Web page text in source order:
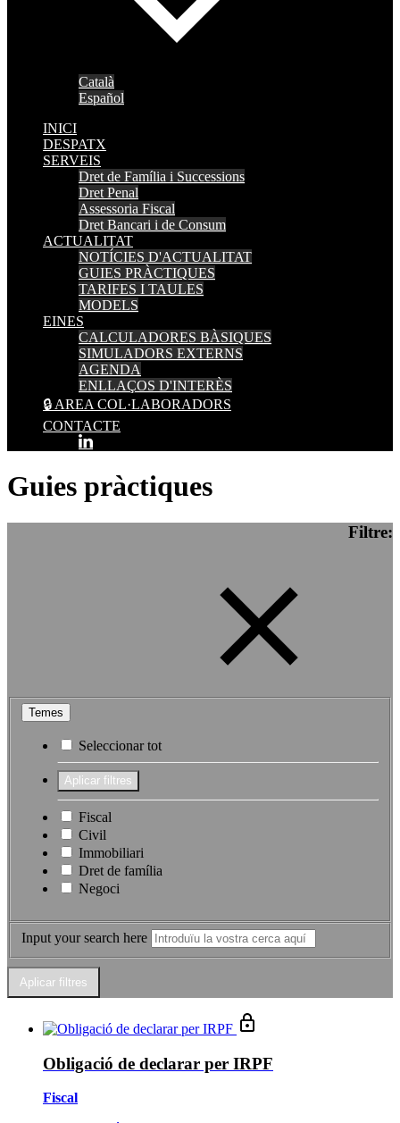
Català
Español
INICI
DESPATX
SERVEIS
Dret de Família i Successions
Dret Penal
Assessoria Fiscal
Dret Bancari i de Consum
ACTUALITAT
NOTÍCIES D'ACTUALITAT
GUIES PRÀCTIQUES
TARIFES I TAULES
MODELS
EINES
CALCULADORES BÀSIQUES
SIMULADORS EXTERNS
AGENDA
ENLLAÇOS D'INTERÈS
🔒 AREA COL·LABORADORS
CONTACTE
Guies pràctiques
Filtre:
Temes
Seleccionar tot
Fiscal
Civil
Immobiliari
Dret de família
Negoci
Input your search here
Obligació de declarar per IRPF
Fiscal